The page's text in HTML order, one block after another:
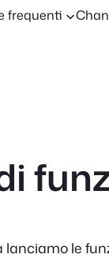
frequenti
le